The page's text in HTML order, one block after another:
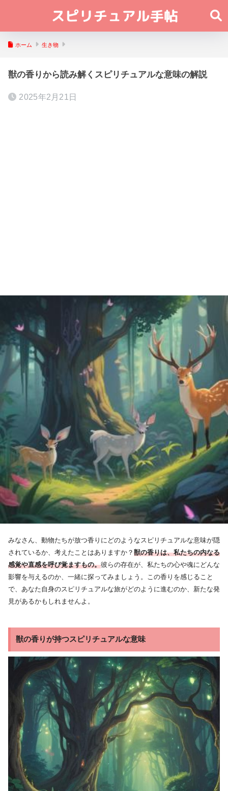
ホーム 生き物
獣の香りから読み解くスピリチュアルな意味の解説
2025年2月21日
みなさん、動物たちが放つ香りにどのようなスピリチュアルな意味が隠
されているか、考えたことはありますか？ 獣の香りは、私たちの内なる
感覚や直感を呼び覚ますもの。彼らの存在が、私たちの心や魂にどんな
影響を与えるのか、一緒に探ってみましょう。この香りを感じること
で、あなた自身のスピリチュアルな旅がどのように進むのか、新たな発
見があるかもしれませんよ。
獣の香りが持つスピリチュアルな意味